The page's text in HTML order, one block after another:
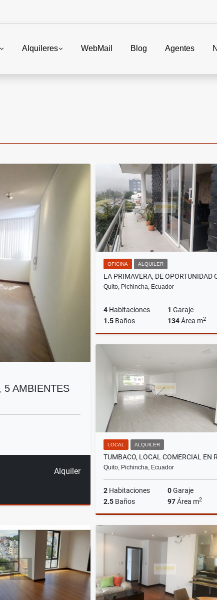
Alquileres WebMail Blog Agentes
5 AMBIENTES
Alquiler
OFICINA ALQUILER
Quito, Pichincha, Ecuador
4 Habitaciones 1 Garaje
1.5 Baños 134Área m2
LOCAL ALQUILER
Quito, Pichincha, Ecuador
2 Habitaciones 0Garaje
2.5 Baños 97Área m2
US$950